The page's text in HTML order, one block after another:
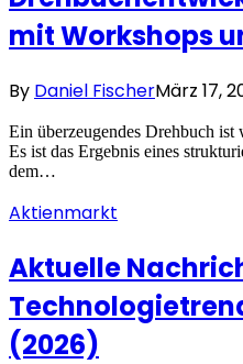
mit Workshops
By Daniel FischerMärz 17,
Ein überzeugendes Drehbuch ist
Es ist das Ergebnis eines
dem…
Aktienmarkt
Aktuelle
(2026)